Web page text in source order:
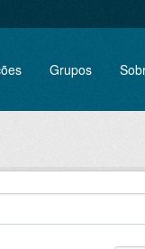
Grupos